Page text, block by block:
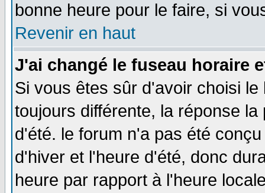
bonne heure pour le faire, si
Revenir en haut
J'ai changé le fuseau horaire
Si vous êtes sûr d'avoir choisi
toujours différente, la réponse
d'été. le forum n'a pas été
d'hiver et l'heure d'été, donc
heure par rapport à l'heure